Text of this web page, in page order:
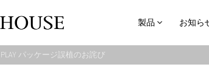
製品 お知ら
PLAY パッケージ誤植のお詫び